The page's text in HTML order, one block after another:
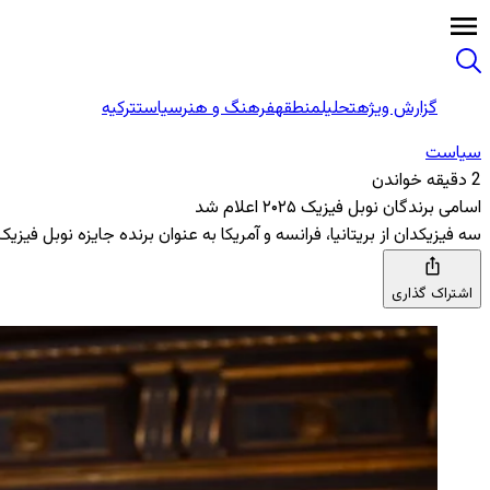
گزارش ویژهتحلیلمنطقهفرهنگ و هنرسیاستترکیه
سیاست
2 دقیقه خواندن
اسامی برندگان نوبل فیزیک ۲۰۲۵ اعلام شد
سه فیزیکدان از بریتانیا، فرانسه و آمریکا به عنوان برنده جایزه نوبل فیزیک ۲۰۲۵ معرفی شدند، این دانشمندان به پاس تحقیقات و اختراعاتشان در حوزه مکانیک کوانتومی مورد تقدیر قرار
اشتراک گذاری